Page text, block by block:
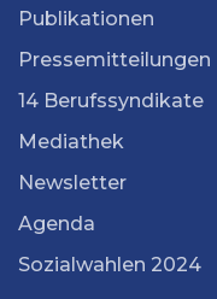
Publikationen
Pressemitteilungen
14 Berufssyndikate
Mediathek
Newsletter
Agenda
Sozialwahlen 2024